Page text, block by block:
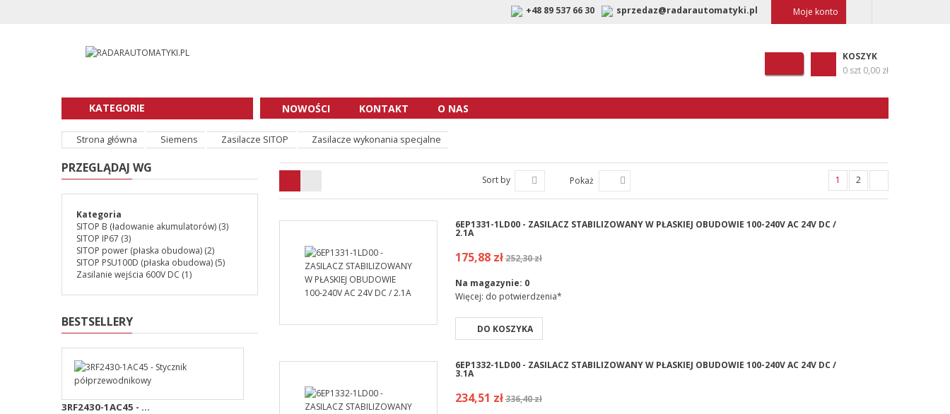
+48 89 537 66 30 sprzedaz@radarautomatyki.pl Moje konto
KOSZYK
0 szt 0,00 zł
KATEGORIE NOWOŚCI KONTAKT O NAS
Strona główna Siemens Zasilacze SITOP Zasilacze wykonania specjalne
PRZEGLĄDAJ WG
Kategoria
SITOP B (ładowanie akumulatorów) (3)
SITOP IP67 (3)
SITOP power (płaska obudowa) (2)
SITOP PSU100D (płaska obudowa) (5)
Zasilanie wejścia 600V DC (1)
BESTSELLERY
3RF2430-1AC45 - ...
Sort by Pokaż 1 2
6EP1331-1LD00 - ZASILACZ STABILIZOWANY W PŁASKIEJ OBUDOWIE 100-240V AC 24V DC /
2.1A
175,88 zł252,30 zł
Na magazynie: 0
Więcej: do potwierdzenia*
DO KOSZYKA
6EP1332-1LD00 - ZASILACZ STABILIZOWANY W PŁASKIEJ OBUDOWIE 100-240V AC 24V DC /
3.1A
234,51 zł336,40 zł